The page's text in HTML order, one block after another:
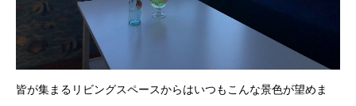
皆が集まるリビングスペースからはいつもこんな景色が望めま